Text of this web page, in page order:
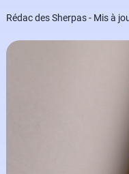
des études
lettres de motivation
étudiants
Rédac des Sherpas - Mis à